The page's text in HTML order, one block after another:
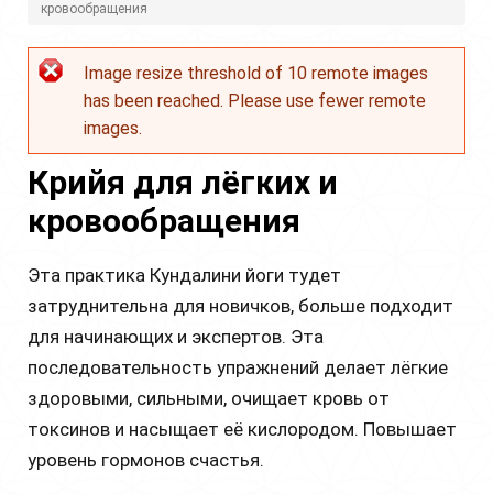
с
ь
кровообращения
Сообщение
ошибке
Image resize threshold of 10 remote images
has been reached. Please use fewer remote
images.
Крийя для лёгких и
кровообращения
Эта практика Кундалини йоги тудет
затруднительна для новичков, больше подходит
для начинающих и экспертов. Эта
последовательность упражнений делает лёгкие
здоровыми, сильными, очищает кровь от
токсинов и насыщает её кислородом. Повышает
уровень гормонов счастья.